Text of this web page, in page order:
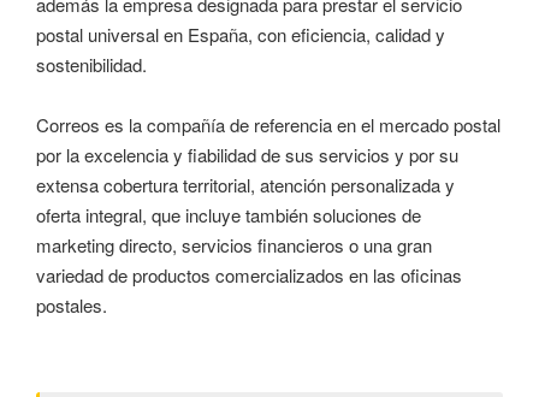
postal universal en España, con eficiencia, calidad y
sostenibilidad.
Correos es la compañía de referencia en el mercado postal
por la excelencia y fiabilidad de sus servicios y por su
extensa cobertura territorial, atención personalizada y
oferta integral, que incluye también soluciones de
marketing directo, servicios financieros o una gran
variedad de productos comercializados en las oficinas
postales.